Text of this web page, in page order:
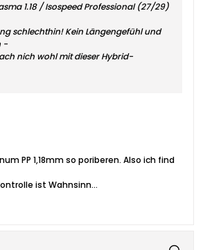
1.18 / Isospeed Professional (27/29)
schlechthin! Kein Längengefühl und
-
nich wohl mit dieser Hybrid-
PP 1,18mm so poriberen. Also ich find
ist Wahnsinn...